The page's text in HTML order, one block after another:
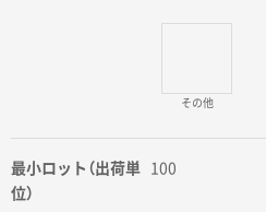
その他
最小ロット（出荷単
位）
100